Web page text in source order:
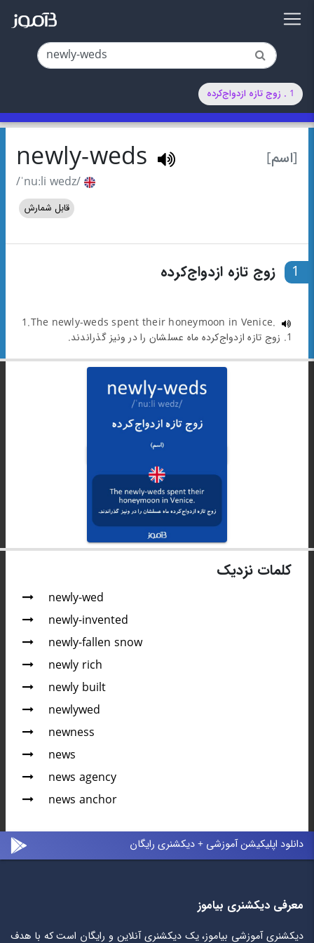
1 . زوج تازه ازدواج‌کرده
[اسم] newly-weds
/ˈnuːli wedz/
قابل شمارش
1 زوج تازه ازدواج‌کرده
1.The newly-weds spent their honeymoon in Venice.
1. زوج تازه ازدواج‌کرده ماه عسلشان را در ونیز گذراندند.
کلمات نزدیک
newly-wed
newly-invented
newly-fallen snow
newly rich
newly built
newlywed
newness
news
news agency
news anchor
دانلود اپلیکیشن آموزشی + دیکشنری رایگان
معرفی دیکشنری بیاموز
دیکشنری آموزشی بیاموز، یک دیکشنری آنلاین و رایگان است که با هدف